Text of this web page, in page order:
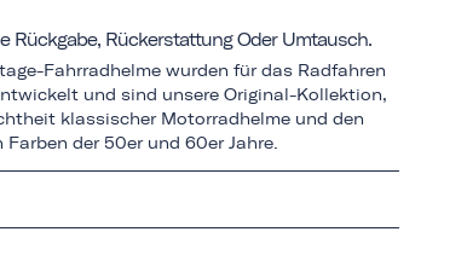
Rückgabe, Rückerstattung Oder Umtausch.
Fahrradhelme wurden für das Radfahren
und sind unsere Original-Kollektion,
klassischer Motorradhelme und den
der 50er und 60er Jahre.